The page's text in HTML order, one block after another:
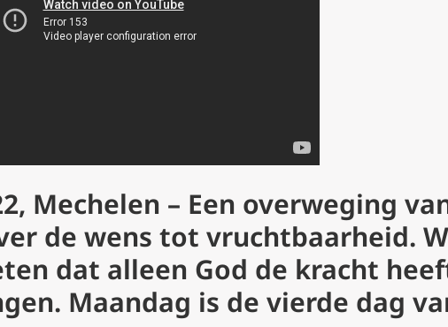
Mechelen – Een overweging
de wens tot vruchtbaarheid.
dat alleen God de kracht
Maandag is de vierde dag